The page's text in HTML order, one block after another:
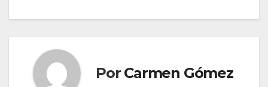
entradas
Por Carmen Gómez